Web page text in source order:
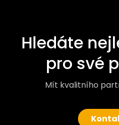
Hledáte
pro své
Mít kvalitního